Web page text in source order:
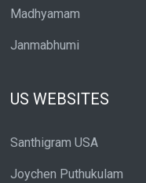
Madhyamam
Janmabhumi
US WEBSITES
Santhigram USA
Joychen Puthukulam